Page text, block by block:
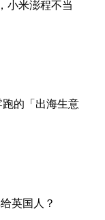
小米澎程不当
的「出海生意
英国人？